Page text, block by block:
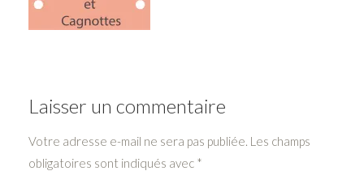
Laisser un commentaire
Votre adresse e-mail ne sera pas publiée. Les champs
obligatoires sont indiqués avec *